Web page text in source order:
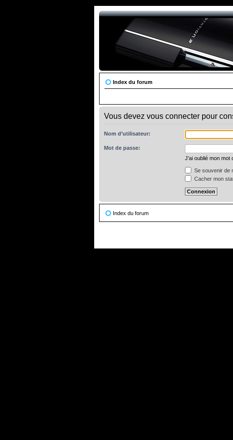
Index du forum
Vous devez vous connecter pour
Nom d’utilisateur:
Mot de passe:
J’ai oublié mon mot
Se souvenir de
Cacher mon
Index du forum